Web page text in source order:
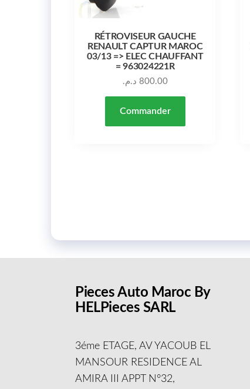
RÉTROVISEUR GAUCHE
RENAULT CAPTUR MAROC
03/13 => ELEC CHAUFFANT
= 963024221R
800.00 د.م.
Commander
Pieces Auto Maroc By
HELPieces SARL
3éme ETAGE, AV YACOUB EL
MANSOUR RESIDENCE AL
AMIRA III APPT N°32,